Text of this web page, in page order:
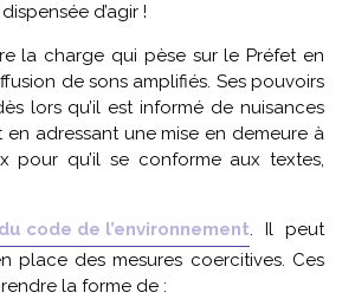
d’agir !
la charge qui pèse sur le Préfet en
de sons amplifiés. Ses pouvoirs
lors qu’il est informé de nuisances
en adressant une mise en demeure à
pour qu’il se conforme aux textes,
code de l’environnement. Il peut
place des mesures coercitives. Ces
la forme de :